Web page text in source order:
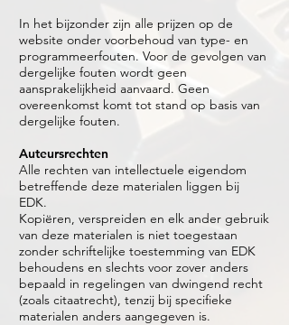
In het bijzonder zijn alle prijzen op de
website onder voorbehoud van type- en
programmeerfouten. Voor de gevolgen van
dergelijke fouten wordt geen
aansprakelijkheid aanvaard. Geen
overeenkomst komt tot stand op basis van
dergelijke fouten.
Auteursrechten
Alle rechten van intellectuele eigendom
betreffende deze materialen liggen bij
EDK.
Kopiëren, verspreiden en elk ander gebruik
van deze materialen is niet toegestaan
zonder schriftelijke toestemming van EDK
behoudens en slechts voor zover anders
bepaald in regelingen van dwingend recht
(zoals citaatrecht), tenzij bij specifieke
materialen anders aangegeven is.